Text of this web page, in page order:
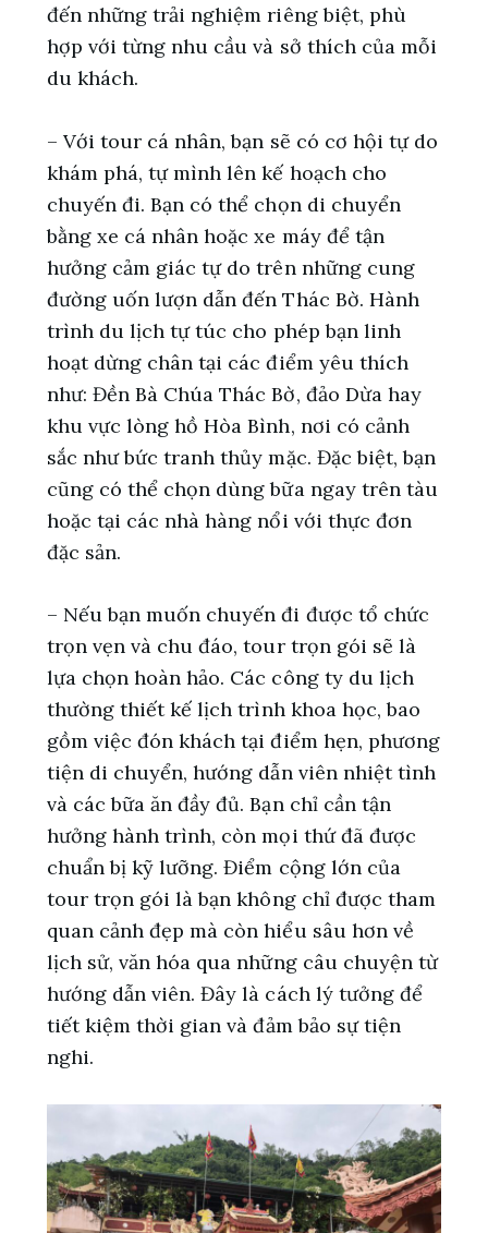
đến những trải nghiệm riêng biệt, phù
hợp với từng nhu cầu và sở thích của mỗi
du khách.
– Với tour cá nhân, bạn sẽ có cơ hội tự do
khám phá, tự mình lên kế hoạch cho
chuyến đi. Bạn có thể chọn di chuyển
bằng xe cá nhân hoặc xe máy để tận
hưởng cảm giác tự do trên những cung
đường uốn lượn dẫn đến Thác Bờ. Hành
trình du lịch tự túc cho phép bạn linh
hoạt dừng chân tại các điểm yêu thích
như: Đền Bà Chúa Thác Bờ, đảo Dừa hay
khu vực lòng hồ Hòa Bình, nơi có cảnh
sắc như bức tranh thủy mặc. Đặc biệt, bạn
cũng có thể chọn dùng bữa ngay trên tàu
hoặc tại các nhà hàng nổi với thực đơn
đặc sản.
– Nếu bạn muốn chuyến đi được tổ chức
trọn vẹn và chu đáo, tour trọn gói sẽ là
lựa chọn hoàn hảo. Các công ty du lịch
thường thiết kế lịch trình khoa học, bao
gồm việc đón khách tại điểm hẹn, phương
tiện di chuyển, hướng dẫn viên nhiệt tình
và các bữa ăn đầy đủ. Bạn chỉ cần tận
hưởng hành trình, còn mọi thứ đã được
chuẩn bị kỹ lưỡng. Điểm cộng lớn của
tour trọn gói là bạn không chỉ được tham
quan cảnh đẹp mà còn hiểu sâu hơn về
lịch sử, văn hóa qua những câu chuyện từ
hướng dẫn viên. Đây là cách lý tưởng để
tiết kiệm thời gian và đảm bảo sự tiện
nghi.